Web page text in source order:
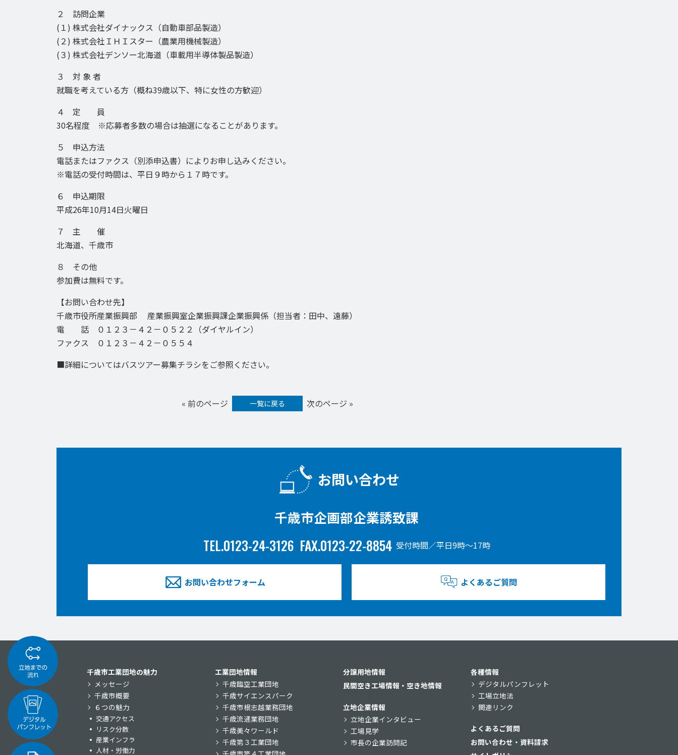
２ 訪問企業
(１) 株式会社ダイナックス（自動車部品製造）
(２) 株式会社ＩＨＩスター（農業用機械製造）
(３) 株式会社デンソー北海道（車載用半導体製品製造）
３ 対 象 者
就職を考えている方（概ね39歳以下、特に女性の方歓迎）
４ 定 員
30名程度 ※応募者多数の場合は抽選になることがあります。
５ 申込方法
電話またはファクス（別添申込書）によりお申し込みください。
※電話の受付時間は、平日９時から１７時です。
６ 申込期限
平成26年10月14日火曜日
７ 主 催
北海道、千歳市
８ その他
参加費は無料です。
【お問い合わせ先】
千歳市役所産業振興部 産業振興室企業振興課企業振興係（担当者：田中、遠藤）
電 話 ０１２３－４２－０５２２（ダイヤルイン）
ファクス ０１２３－４２－０５５４
■詳細についてはバスツアー募集チラシをご参照ください。
« 前のページ 一覧に戻る 次のページ »
お問い合わせ
千歳市企画部企業誘致課
TEL.0123-24-3126 FAX.0123-22-8854 受付時間／平日9時〜17時
お問い合わせフォーム よくあるご質問
千歳市工業団地の魅力
メッセージ
千歳市概要
６つの魅力
交通アクセス
リスク分散
産業インフラ
人材・労働力
工業団地情報
千歳臨空工業団地
千歳サイエンスパーク
千歳市根志越業務団地
千歳流通業務団地
千歳美々ワールド
千歳第３工業団地
分譲用地情報
民間空き工場情報・空き地情報
立地企業情報
立地企業インタビュー
工場見学
市長の企業訪問記
各種情報
デジタルパンフレット
工場立地法
関連リンク
よくあるご質問
お問い合わせ・資料請求